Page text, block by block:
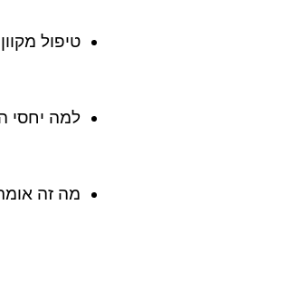
טיפול
למה יחסי
מה זה